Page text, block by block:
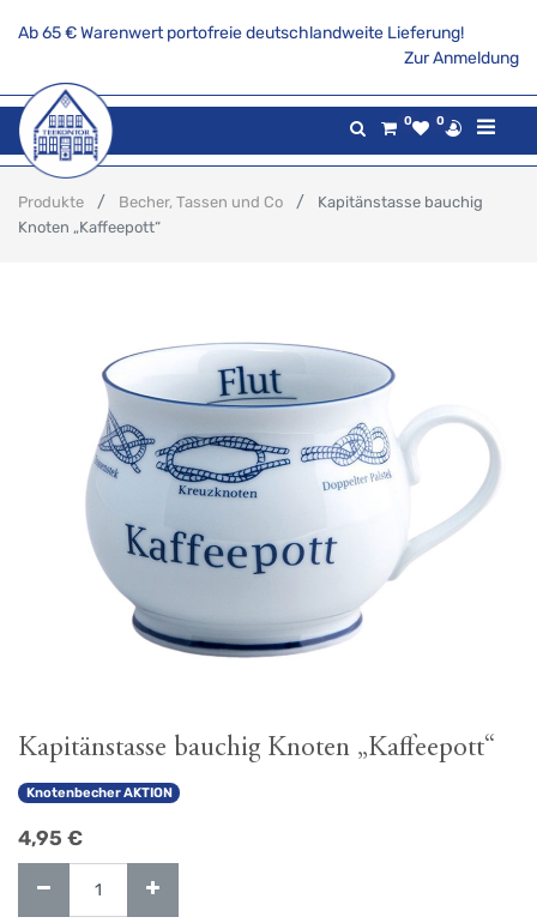
Ab 65 € Warenwert portofreie deutschlandweite Lieferung!
Zur Anmeldung
0 0
Produkte Becher, Tassen und Co
Kapitänstasse bauchig
Knoten „Kaffeepott“
Kapitänstasse bauchig Knoten „Kaffeepott“
Knotenbecher AKTION
4,95 €